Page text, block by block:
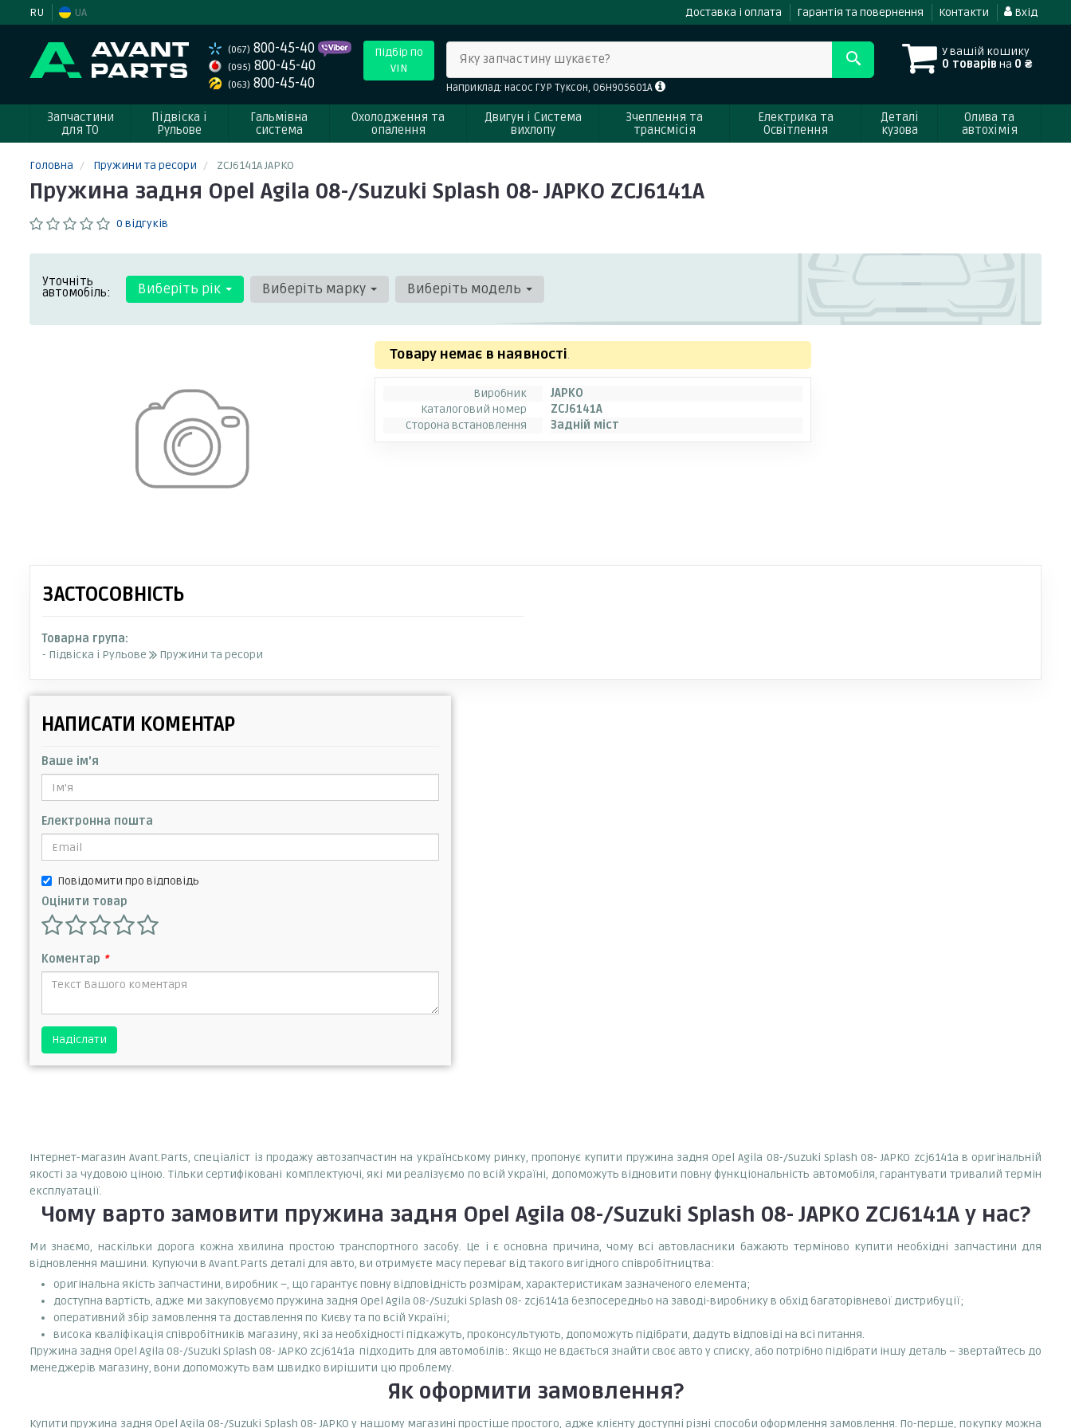
RU UA Доставка і оплата Гарантія та повернення Контакти Вхід
(067) 800-45-40
(095) 800-45-40
(063) 800-45-40
Підбір по
VIN
У вашій кошику
0 товарів на 0 ₴
Яку запчастину шукаєте?
Наприклад: насос ГУР Туксон, 06H905601A
Запчастини
для ТО
Підвіска і
Рульове
Гальмівна
система
Охолодження та
опалення
Двигун і Система
вихлопу
Зчеплення та
трансмісія
Електрика та
Освітлення
Деталі
кузова
Олива та
автохімія
Головна Пружини та ресори ZCJ6141A JAPKO
Пружина задня Opel Agila 08-/Suzuki Splash 08- JAPKO ZCJ6141A
0 відгуків
Уточніть
автомобіль: Виберіть рік Виберіть марку Виберіть модель
Товару немає в наявності.
Виробник
JAPKO
Каталоговий номер
ZCJ6141A
Сторона встановлення
Задній міст
ЗАСТОСОВНІСТЬ
Товарна група:
- Підвіска і Рульове
Пружини та ресори
НАПИСАТИ КОМЕНТАР
Ваше ім'я
Електронна пошта
Повідомити про відповідь
Оцінити товар
Коментар *
Надіслати
Інтернет-магазин Avant.Parts, спеціаліст із продажу автозапчастин на українському ринку, пропонує купити пружина задня Opel Agila 08-/Suzuki Splash 08- JAPKO zcj6141a в оригінальній
якості за чудовою ціною. Тільки сертифіковані комплектуючі, які ми реалізуємо по всій Україні, допоможуть відновити повну функціональність автомобіля, гарантувати тривалий термін
експлуатації.
Чому варто замовити пружина задня Opel Agila 08-/Suzuki Splash 08- JAPKO ZCJ6141A у нас?
Ми знаємо, наскільки дорога кожна хвилина простою транспортного засобу. Це і є основна причина, чому всі автовласники бажають терміново купити необхідні запчастини для
відновлення машини. Купуючи в Avant.Parts деталі для авто, ви отримуєте масу переваг від такого вигідного співробітництва:
оригінальна якість запчастини, виробник –, що гарантує повну відповідність розмірам, характеристикам зазначеного елемента;
доступна вартість, адже ми закуповуємо пружина задня Opel Agila 08-/Suzuki Splash 08- zcj6141a безпосередньо на заводі-виробнику в обхід багаторівневої дистрибуції;
оперативний збір замовлення та доставлення по Києву та по всій Україні;
висока кваліфікація співробітників магазину, які за необхідності підкажуть, проконсультують, допоможуть підібрати, дадуть відповіді на всі питання.
Пружина задня Opel Agila 08-/Suzuki Splash 08- JAPKO zcj6141a підходить для автомобілів:. Якщо не вдається знайти своє авто у списку, або потрібно підібрати іншу деталь – звертайтесь до
менеджерів магазину, вони допоможуть вам швидко вирішити цю проблему.
Як оформити замовлення?
Купити пружина задня Opel Agila 08-/Suzuki Splash 08- JAPKO у нашому магазині простіше простого, адже клієнту доступні різні способи оформлення замовлення. По-перше, покупку можна